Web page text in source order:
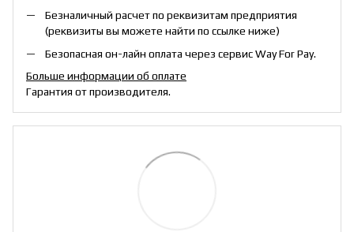
Безналичный расчет по реквизитам предприятия
(реквизиты вы можете найти по ссылке ниже)
Безопасная он-лайн оплата через сервис Way For Pay.
Больше информации об оплате
Гарантия от производителя.